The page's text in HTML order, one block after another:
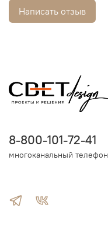
Написать отзыв
8-800-101-72-41
многоканальный телефон